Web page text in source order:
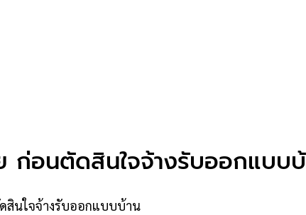
ก่อนตัดสินใจจ้างรับออกแบบ
สินใจจ้างรับออกแบบบ้าน